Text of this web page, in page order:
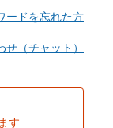
ードを忘れた方
（チャット）
す